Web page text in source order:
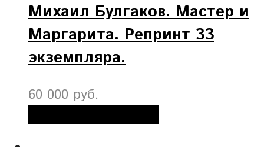
Михаил Булгаков. Мастер и
Маргарита. Репринт 33
экземпляра.
60 000 руб.